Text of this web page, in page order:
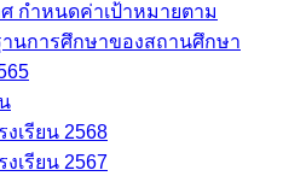
กำหนดค่าเป้าหมายตาม
นการศึกษาของสถานศึกษา
เรียน 2568
เรียน 2567